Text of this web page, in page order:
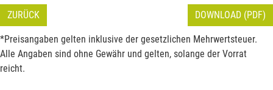
ZURÜCK DOWNLOAD (PDF)
*Preisangaben gelten inklusive der gesetzlichen Mehrwertsteuer.
Alle Angaben sind ohne Gewähr und gelten, solange der Vorrat
reicht.